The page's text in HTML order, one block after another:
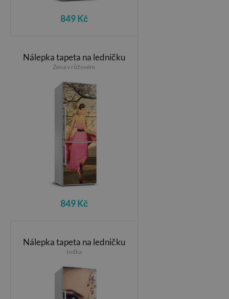
849 Kč
Nálepka tapeta na ledničku
Žena v růžovém
849 Kč
Nálepka tapeta na ledničku
Indka